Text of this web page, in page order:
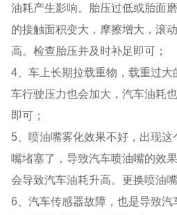
油耗产生影响。胎压过低或胎面
的接触面积变大，摩擦增大，滚
高。检查胎压并及时补足即可；
4、车上长期拉载重物，载重过
车行驶压力也会加大，汽车油耗
即可；
5、喷油嘴雾化效果不好，出现
嘴堵塞了，导致汽车喷油嘴的效
会导致汽车油耗升高。更换喷油嘴
6、汽车传感器故障，也是导致汽